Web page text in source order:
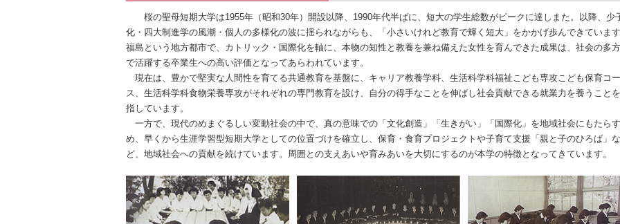
桜の聖母短期大学は1955年（昭和30年）開設以降、1990年代半ばに、短大の学生総数がピークに達しまた。以降、少
化・四大制進学の風潮・個人の多様化の波に揺られながらも、「小さいけれど教育で輝く短大」をかかげ歩んできていま
福島という地方都市で、カトリック・国際化を軸に、本物の知性と教養を兼ね備えた女性を育んできた成果は、社会の多
で活躍する卒業生への高い評価となってあらわれています。
現在は、豊かで堅実な人間性を育てる共通教育を基盤に、キャリア教養学科、生活科学科福祉こども専攻こども保育コー
ス、生活科学科食物栄養専攻がそれぞれの専門教育を設け、自分の得手なことを伸ばし社会貢献できる就業力を養うこと
指しています。
一方で、現代のめまぐるしい変動社会の中で、真の意味での「文化創造」「生きがい」「国際化」を地域社会にもたら
め、早くから生涯学習型短期大学としての位置づけを確立し、保育・食育プロジェクトや子育て支援「親と子のひろば」な
ど、地域社会への貢献を続けています。周囲との支えあいや育みあいを大切にするのが本学の特徴となってきています。